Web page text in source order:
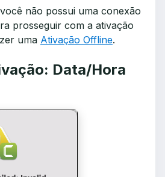
não possui uma conexão
prosseguir com a ativação
uma Ativação Offline.
Data/Hora